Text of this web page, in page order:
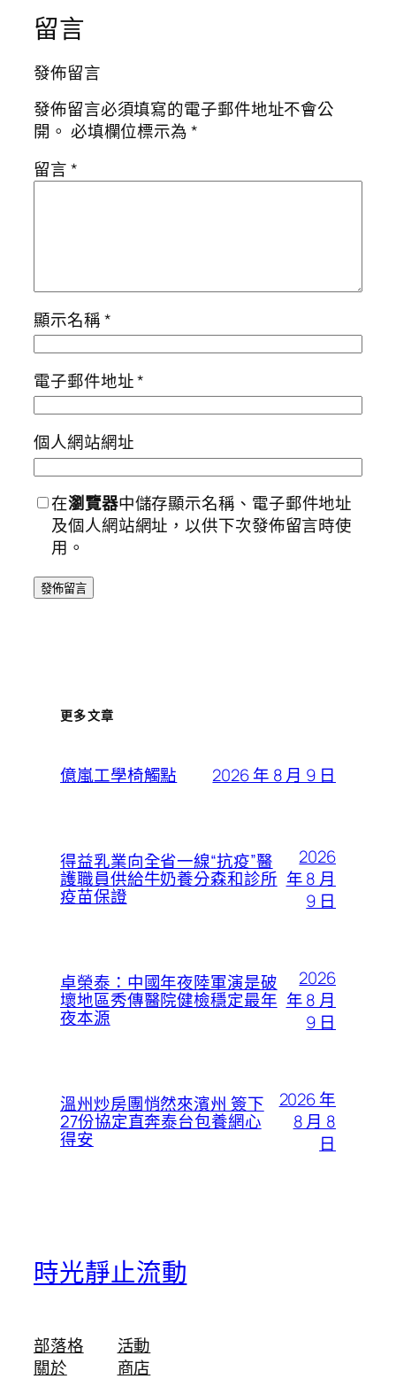
留言
發佈留言
發佈留言必須填寫的電子郵件地址不會公
開。 必填欄位標示為*
留言*
顯示名稱*
電子郵件地址*
個人網站網址
在瀏覽器中儲存顯示名稱、電子郵件地址
及個人網站網址，以供下次發佈留言時使
用。
更多文章
億嵐工學椅觸點 2026 年 8 月 9 日
得益乳業向全省一線“抗疫”醫
護職員供給牛奶養分森和診所
疫苗保證
2026
年 8 月
9 日
卓榮泰：中國年夜陸軍演是破
壞地區秀傳醫院健檢穩定最年
夜本源
2026
年 8 月
9 日
溫州炒房團悄然來濱州 簽下
27份協定直奔泰台包養網心
得安
2026 年
8 月 8
日
時光靜止流動
部落格
關於
活動
商店